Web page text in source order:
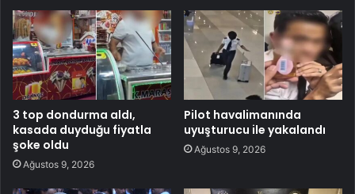
3 top dondurma aldı,
kasada duyduğu fiyatla
şoke oldu
Ağustos 9, 2026
Pilot havalimanında
uyuşturucu ile yakalandı
Ağustos 9, 2026